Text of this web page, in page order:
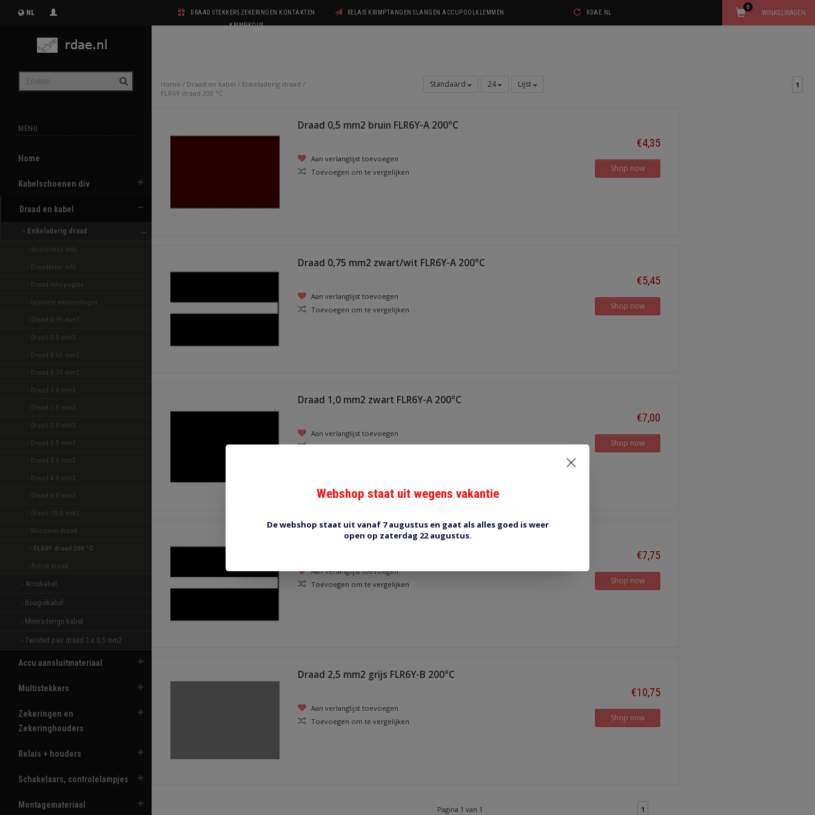
NL
DRAAD STEKKERS ZEKERINGEN KONTAKTEN
KRIMPKOUS
RELAIS KRIMPTANGEN SLANGEN ACCUPOOLKLEMMEN RDAE.NL WINKELWAGEN
0
MENU
Home
Kabelschoenen div
Draad en kabel
- Enkeladerig draad
- doorsnede info
- Draadkleur info
- Draad info-pagina
- Speciale aanbiedingen
- Draad 0,35 mm2
- Draad 0.5 mm2
- Draad 0.65 mm2
- Draad 0.75 mm2
- Draad 1.0 mm2
- Draad 1.5 mm2
- Draad 2.0 mm2
- Draad 2.5 mm2
- Draad 3.0 mm2
- Draad 4.0 mm2
- Draad 6.0 mm2
- Draad 10.0 mm2
- Siliconen draad
- FLR6Y draad 200 °C
- Antiek draad
- Accukabel
- Bougiekabel
- Meeraderige kabel
- Twisted pair draad 2 x 0,5 mm2
Accu aansluitmateriaal
Multistekkers
Zekeringen en
Zekeringhouders
Relais + houders
Schakelaars, controlelampjes
Montagemateriaal
Home / Draad en kabel / Enkeladerig draad /
FLR6Y draad 200 °C
Standaard 24 Lijst 1
Draad 0,5 mm2 bruin FLR6Y-A 200°C
Aan verlanglijst toevoegen
Toevoegen om te vergelijken
€4,35
Shop now
Draad 0,75 mm2 zwart/wit FLR6Y-A 200°C
Aan verlanglijst toevoegen
Toevoegen om te vergelijken
€5,45
Shop now
Draad 1,0 mm2 zwart FLR6Y-A 200°C
Aan verlanglijst toevoegen
Toevoegen om te vergelijken
€7,00
Shop now
Draad 1,5 mm2 zwart/wit FLR6Y-B 200°C
Aan verlanglijst toevoegen
Toevoegen om te vergelijken
€7,75
Shop now
Draad 2,5 mm2 grijs FLR6Y-B 200°C
Aan verlanglijst toevoegen
Toevoegen om te vergelijken
€10,75
Shop now
Pagina 1 van 1 1
Webshop staat uit wegens vakantie
De webshop staat uit vanaf 7 augustus en gaat als alles goed is weer
open op zaterdag 22 augustus.